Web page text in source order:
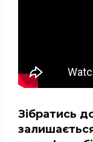
Зібратись